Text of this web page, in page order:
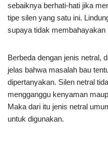
sebaiknya berhati-hati jika
tipe silen yang satu ini.
supaya tidak membahayakan
Berbeda dengan jenis netral,
jelas bahwa masalah bau
dipertanyakan. Silen netral
mengganggu kenyaman
Maka dari itu jenis netral
untuk digunakan.